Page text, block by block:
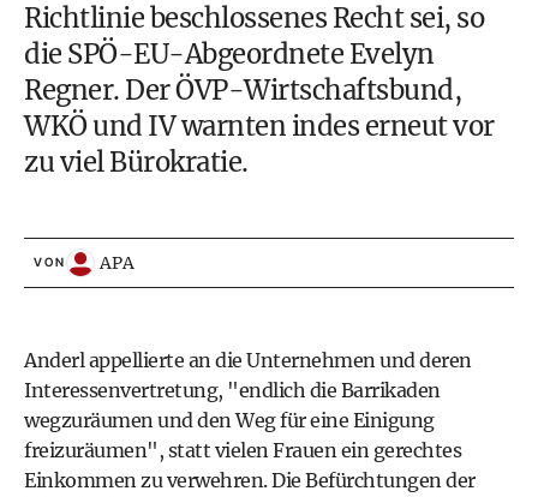
Richtlinie beschlossenes Recht sei, so
die SPÖ-EU-Abgeordnete Evelyn
Regner. Der ÖVP-Wirtschaftsbund,
WKÖ und IV warnten indes erneut vor
zu viel Bürokratie.
VON APA
Anderl appellierte an die Unternehmen und deren
Interessenvertretung, "endlich die Barrikaden
wegzuräumen und den Weg für eine Einigung
freizuräumen", statt vielen Frauen ein gerechtes
Einkommen zu verwehren. Die Befürchtungen der